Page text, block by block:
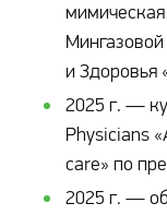
и Здоровья
2025 г. —
Physicians
care» по
2025 г. —